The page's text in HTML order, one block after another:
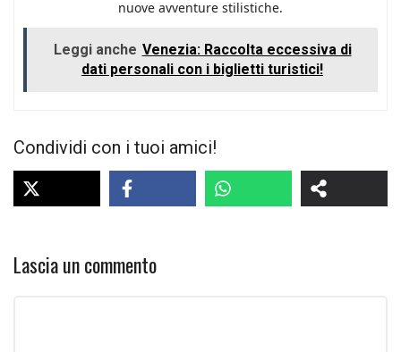
nuove avventure stilistiche.
Leggi anche Venezia: Raccolta eccessiva di
dati personali con i biglietti turistici!
Condividi con i tuoi amici!
Lascia un commento